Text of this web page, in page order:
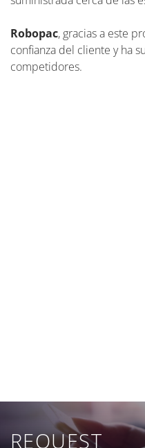
Robopac, gracias a este
confianza del cliente y ha
competidores.
REQUEST